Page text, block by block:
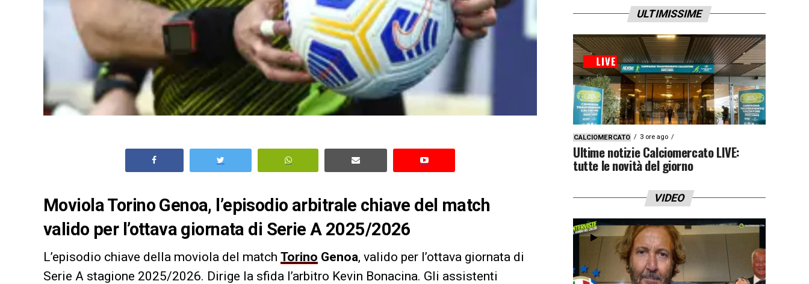
Moviola Torino Genoa, l’episodio arbitrale chiave del match
valido per l’ottava giornata di Serie A 2025/2026
L’episodio chiave della moviola del match Torino Genoa, valido per l’ottava giornata di
Serie A stagione 2025/2026. Dirige la sfida l’arbitro Kevin Bonacina. Gli assistenti
ULTIMISSIME
CALCIOMERCATO 3 ore ago
Ultime notizie Calciomercato LIVE:
tutte le novità del giorno
VIDEO